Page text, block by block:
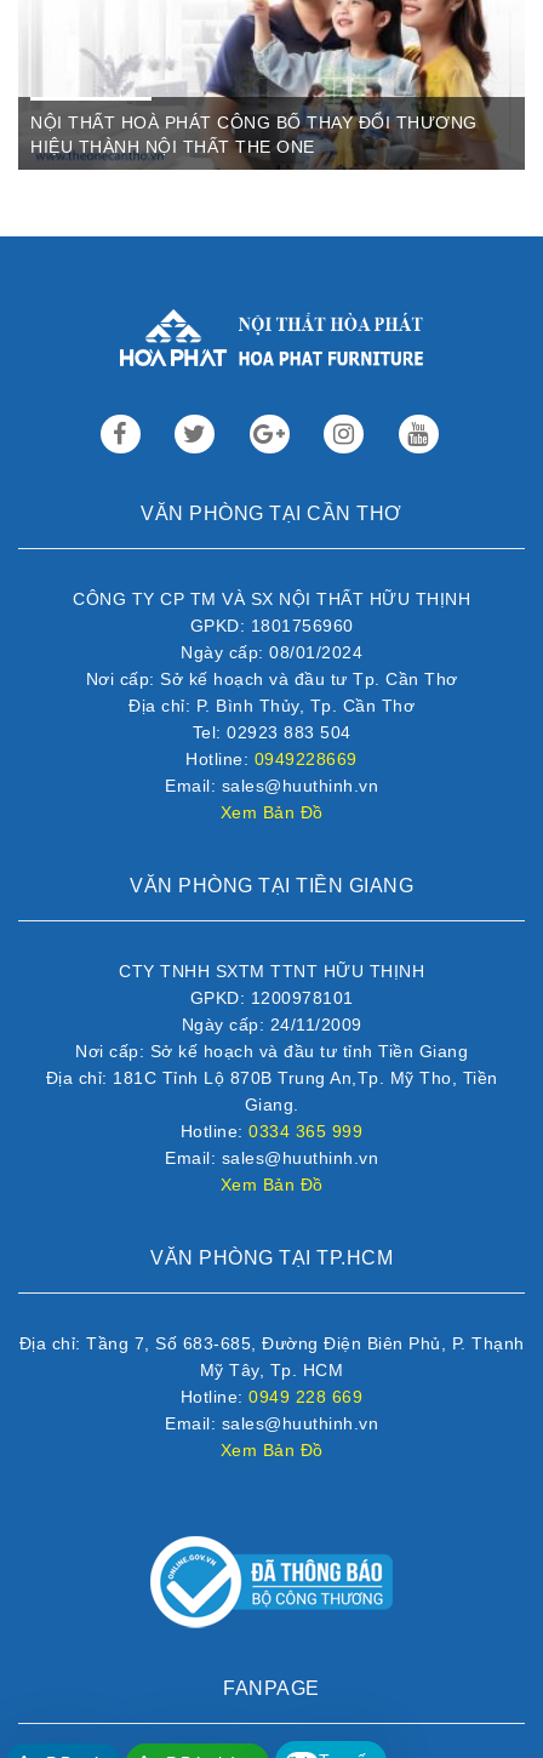
NỘI THẤT HOÀ PHÁT CÔNG BỐ THAY ĐỔI THƯƠNG
HIỆU THÀNH NỘI THẤT THE ONE
VĂN PHÒNG TẠI CẦN THƠ
CÔNG TY CP TM VÀ SX NỘI THẤT HỮU THỊNH
GPKD: 1801756960
Ngày cấp: 08/01/2024
Nơi cấp: Sở kế hoạch và đầu tư Tp. Cần Thơ
Địa chỉ: P. Bình Thủy, Tp. Cần Thơ
Tel: 02923 883 504
Hotline: 0949228669
Email: sales@huuthinh.vn
Xem Bản Đồ
VĂN PHÒNG TẠI TIỀN GIANG
CTY TNHH SXTM TTNT HỮU THỊNH
GPKD: 1200978101
Ngày cấp: 24/11/2009
Nơi cấp: Sở kế hoạch và đầu tư tỉnh Tiền Giang
Địa chỉ: 181C Tỉnh Lộ 870B Trung An,Tp. Mỹ Tho, Tiền
Giang.
Hotline:0334 365 999
Email: sales@huuthinh.vn
Xem Bản Đồ
VĂN PHÒNG TẠI TP.HCM
Địa chỉ: Tầng 7, Số 683-685, Đường Điện Biên Phủ, P. Thạnh
Mỹ Tây, Tp. HCM
Hotline:0949 228 669
Email: sales@huuthinh.vn
Xem Bản Đồ
FANPAGE